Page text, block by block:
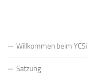
Willkommen beim YCSi
Satzung